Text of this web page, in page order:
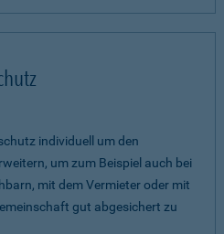
individuell um den
um zum Beispiel auch bei
mit dem Vermieter oder mit
gut abgesichert zu